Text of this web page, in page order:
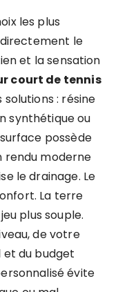
les plus
le
et la sensation
court de tennis
: résine
synthétique ou
possède
rendu moderne
le drainage. Le
La terre
plus souple.
de votre
et du budget
évite